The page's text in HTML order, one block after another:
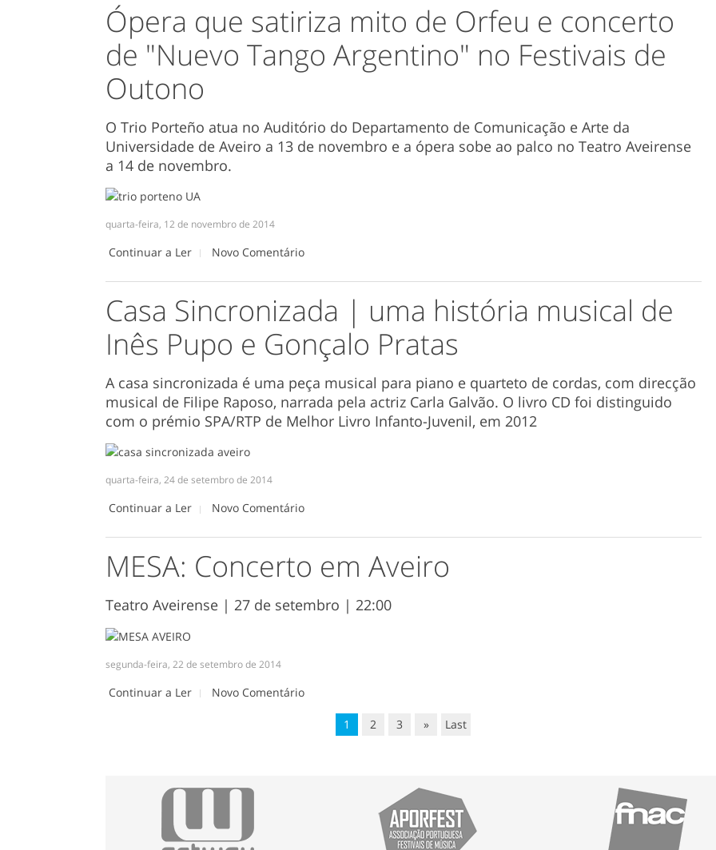
Ópera que satiriza mito de Orfeu e concerto
de "Nuevo Tango Argentino" no Festivais de
Outono
O Trio Porteño atua no Auditório do Departamento de Comunicação e Arte da
Universidade de Aveiro a 13 de novembro e a ópera sobe ao palco no Teatro Aveirense
a 14 de novembro.
quarta-feira, 12 de novembro de 2014
Continuar a Ler Novo Comentário
Casa Sincronizada | uma história musical de
Inês Pupo e Gonçalo Pratas
A casa sincronizada é uma peça musical para piano e quarteto de cordas, com direcção
musical de Filipe Raposo, narrada pela actriz Carla Galvão. O livro CD foi distinguido
com o prémio SPA/RTP de Melhor Livro Infanto-Juvenil, em 2012
quarta-feira, 24 de setembro de 2014
Continuar a Ler Novo Comentário
MESA: Concerto em Aveiro
Teatro Aveirense | 27 de setembro | 22:00
segunda-feira, 22 de setembro de 2014
Continuar a Ler Novo Comentário
1 2 3 » Last